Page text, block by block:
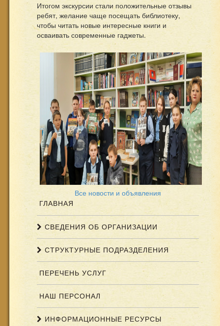
Итогом экскурсии стали положительные отзывы
ребят, желание чаще посещать библиотеку,
чтобы читать новые интересные книги и
осваивать современные гаджеты.
Все новости и объявления
ГЛАВНАЯ
СВЕДЕНИЯ ОБ ОРГАНИЗАЦИИ
СТРУКТУРНЫЕ ПОДРАЗДЕЛЕНИЯ
ПЕРЕЧЕНЬ УСЛУГ
НАШ ПЕРСОНАЛ
ИНФОРМАЦИОННЫЕ РЕСУРСЫ